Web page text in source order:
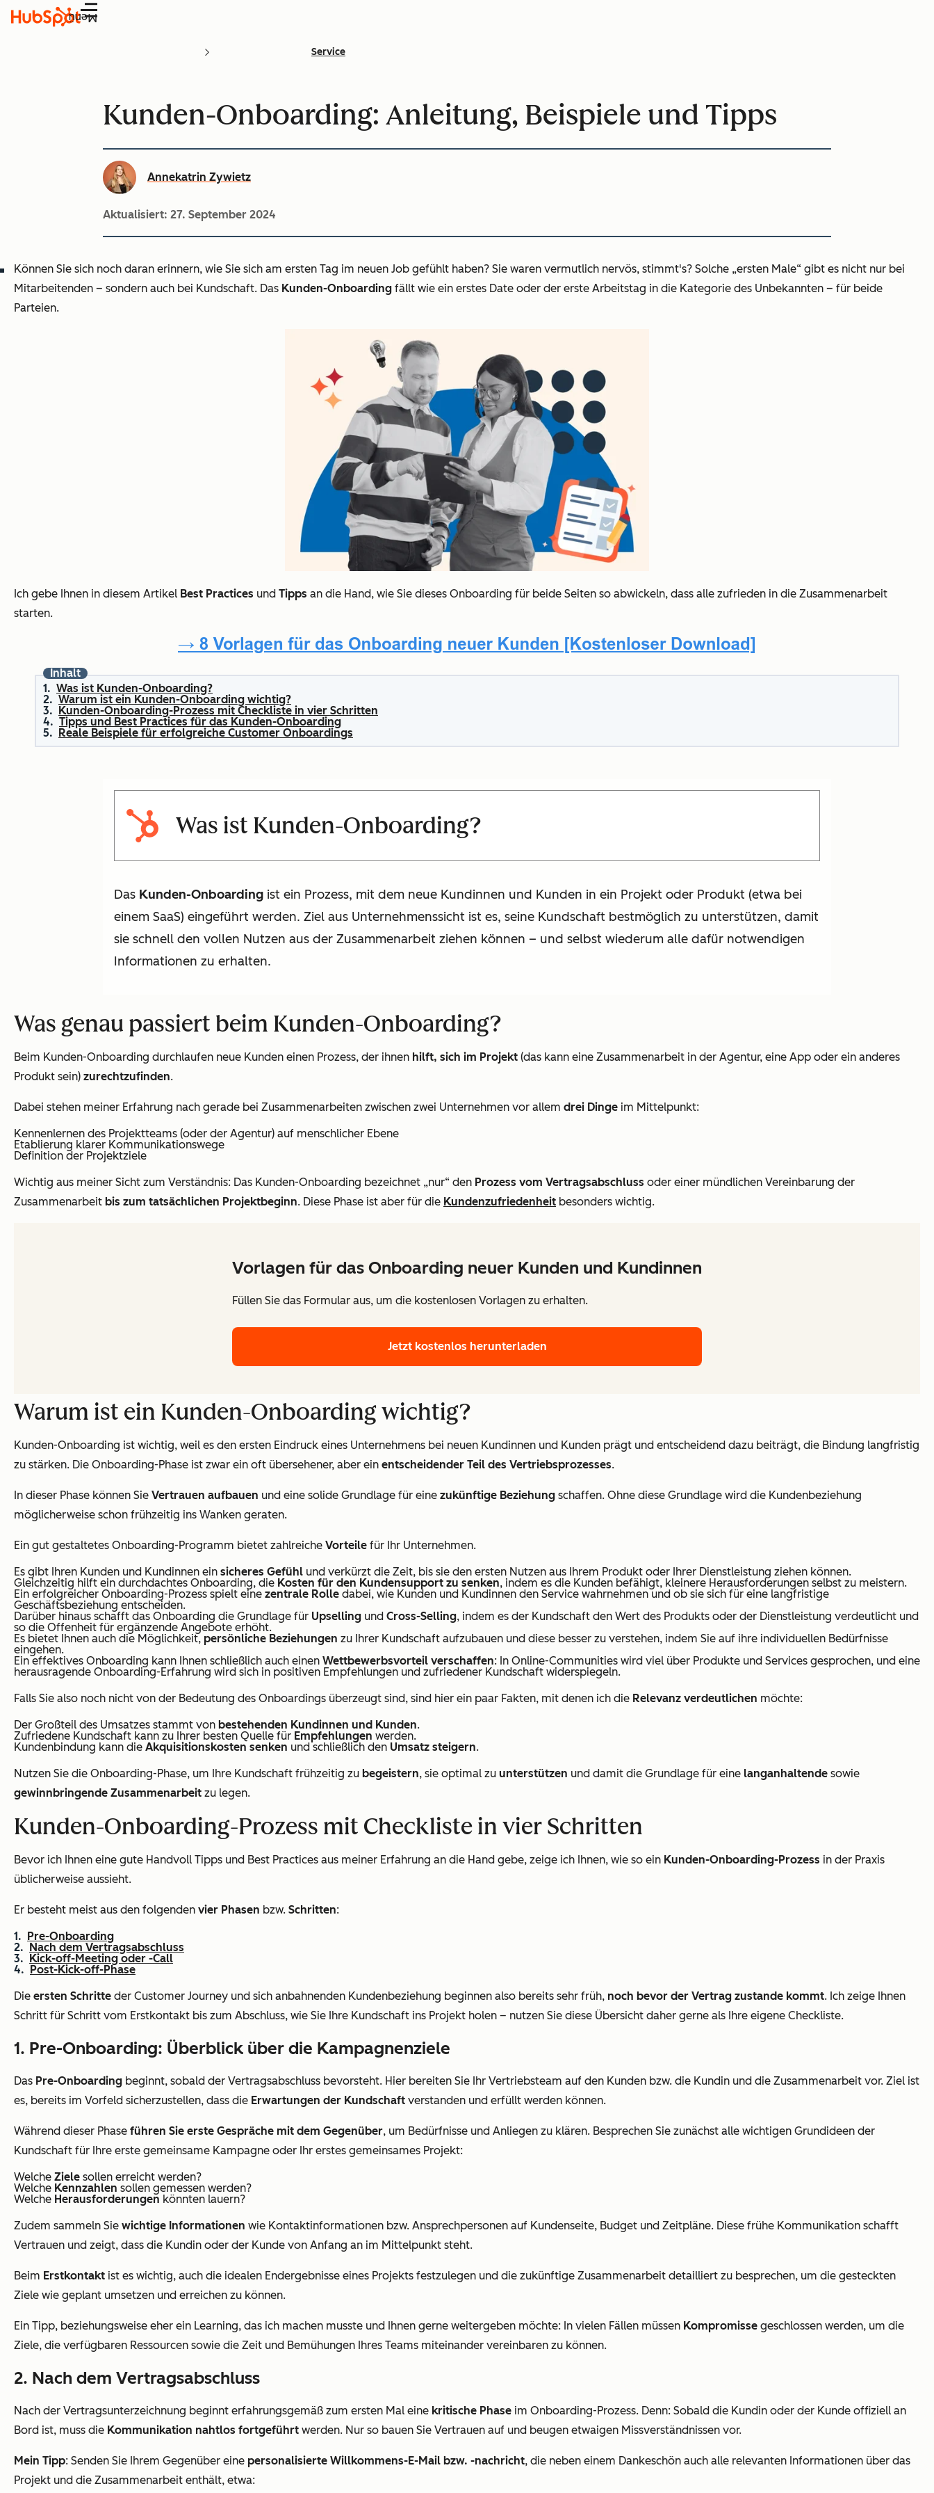
Menü
Service
Kunden-Onboarding: Anleitung, Beispiele und Tipps
Annekatrin Zywietz
Aktualisiert: 27. September 2024
Können Sie sich noch daran erinnern, wie Sie sich am ersten Tag im neuen Job gefühlt haben? Sie waren vermutlich nervös, stimmt's? Solche „ersten Male“ gibt es nicht nur bei
Mitarbeitenden – sondern auch bei Kundschaft. Das Kunden-Onboarding fällt wie ein erstes Date oder der erste Arbeitstag in die Kategorie des Unbekannten – für beide
Parteien.
Ich gebe Ihnen in diesem Artikel Best Practices und Tipps an die Hand, wie Sie dieses Onboarding für beide Seiten so abwickeln, dass alle zufrieden in die Zusammenarbeit
starten.
Inhalt
Was ist Kunden-Onboarding?
Warum ist ein Kunden-Onboarding wichtig?
Kunden-Onboarding-Prozess mit Checkliste in vier Schritten
Tipps und Best Practices für das Kunden-Onboarding
Reale Beispiele für erfolgreiche Customer Onboardings
Was ist Kunden-Onboarding?
Das Kunden-Onboarding ist ein Prozess, mit dem neue Kundinnen und Kunden in ein Projekt oder Produkt (etwa bei
einem SaaS) eingeführt werden. Ziel aus Unternehmenssicht ist es, seine Kundschaft bestmöglich zu unterstützen, damit
sie schnell den vollen Nutzen aus der Zusammenarbeit ziehen können – und selbst wiederum alle dafür notwendigen
Informationen zu erhalten.
Was genau passiert beim Kunden-Onboarding?
Beim Kunden-Onboarding durchlaufen neue Kunden einen Prozess, der ihnen hilft, sich im Projekt (das kann eine Zusammenarbeit in der Agentur, eine App oder ein anderes
Produkt sein) zurechtzufinden.
Dabei stehen meiner Erfahrung nach gerade bei Zusammenarbeiten zwischen zwei Unternehmen vor allem drei Dinge im Mittelpunkt:
Kennenlernen des Projektteams (oder der Agentur) auf menschlicher Ebene
Etablierung klarer Kommunikationswege
Definition der Projektziele
Wichtig aus meiner Sicht zum Verständnis: Das Kunden-Onboarding bezeichnet „nur“ den Prozess vom Vertragsabschluss oder einer mündlichen Vereinbarung der
Zusammenarbeit bis zum tatsächlichen Projektbeginn. Diese Phase ist aber für die Kundenzufriedenheit besonders wichtig.
Vorlagen für das Onboarding neuer Kunden und Kundinnen
Füllen Sie das Formular aus, um die kostenlosen Vorlagen zu erhalten.
Jetzt kostenlos herunterladen
Warum ist ein Kunden-Onboarding wichtig?
Kunden-Onboarding ist wichtig, weil es den ersten Eindruck eines Unternehmens bei neuen Kundinnen und Kunden prägt und entscheidend dazu beiträgt, die Bindung langfristig
zu stärken. Die Onboarding-Phase ist zwar ein oft übersehener, aber ein entscheidender Teil des Vertriebsprozesses.
In dieser Phase können Sie Vertrauen aufbauen und eine solide Grundlage für eine zukünftige Beziehung schaffen. Ohne diese Grundlage wird die Kundenbeziehung
möglicherweise schon frühzeitig ins Wanken geraten.
Ein gut gestaltetes Onboarding-Programm bietet zahlreiche Vorteile für Ihr Unternehmen.
Es gibt Ihren Kunden und Kundinnen ein sicheres Gefühl und verkürzt die Zeit, bis sie den ersten Nutzen aus Ihrem Produkt oder Ihrer Dienstleistung ziehen können.
Gleichzeitig hilft ein durchdachtes Onboarding, die Kosten für den Kundensupport zu senken, indem es die Kunden befähigt, kleinere Herausforderungen selbst zu meistern.
Ein erfolgreicher Onboarding-Prozess spielt eine zentrale Rolle dabei, wie Kunden und Kundinnen den Service wahrnehmen und ob sie sich für eine langfristige
Geschäftsbeziehung entscheiden.
Darüber hinaus schafft das Onboarding die Grundlage für Upselling und Cross-Selling, indem es der Kundschaft den Wert des Produkts oder der Dienstleistung verdeutlicht und
so die Offenheit für ergänzende Angebote erhöht.
Es bietet Ihnen auch die Möglichkeit, persönliche Beziehungen zu Ihrer Kundschaft aufzubauen und diese besser zu verstehen, indem Sie auf ihre individuellen Bedürfnisse
eingehen.
Ein effektives Onboarding kann Ihnen schließlich auch einen Wettbewerbsvorteil verschaffen: In Online-Communities wird viel über Produkte und Services gesprochen, und eine
herausragende Onboarding-Erfahrung wird sich in positiven Empfehlungen und zufriedener Kundschaft widerspiegeln.
Falls Sie also noch nicht von der Bedeutung des Onboardings überzeugt sind, sind hier ein paar Fakten, mit denen ich die Relevanz verdeutlichen möchte:
Der Großteil des Umsatzes stammt von bestehenden Kundinnen und Kunden.
Zufriedene Kundschaft kann zu Ihrer besten Quelle für Empfehlungen werden.
Kundenbindung kann die Akquisitionskosten senken und schließlich den Umsatz steigern.
Nutzen Sie die Onboarding-Phase, um Ihre Kundschaft frühzeitig zu begeistern, sie optimal zu unterstützen und damit die Grundlage für eine langanhaltende sowie
gewinnbringende Zusammenarbeit zu legen.
Kunden-Onboarding-Prozess mit Checkliste in vier Schritten
Bevor ich Ihnen eine gute Handvoll Tipps und Best Practices aus meiner Erfahrung an die Hand gebe, zeige ich Ihnen, wie so ein Kunden-Onboarding-Prozess in der Praxis
üblicherweise aussieht.
Er besteht meist aus den folgenden vier Phasen bzw. Schritten:
Pre-Onboarding
Nach dem Vertragsabschluss
Kick-off-Meeting oder -Call
Post-Kick-off-Phase
Die ersten Schritte der Customer Journey und sich anbahnenden Kundenbeziehung beginnen also bereits sehr früh, noch bevor der Vertrag zustande kommt. Ich zeige Ihnen
Schritt für Schritt vom Erstkontakt bis zum Abschluss, wie Sie Ihre Kundschaft ins Projekt holen – nutzen Sie diese Übersicht daher gerne als Ihre eigene Checkliste.
1. Pre-Onboarding: Überblick über die Kampagnenziele
Das Pre-Onboarding beginnt, sobald der Vertragsabschluss bevorsteht. Hier bereiten Sie Ihr Vertriebsteam auf den Kunden bzw. die Kundin und die Zusammenarbeit vor. Ziel ist
es, bereits im Vorfeld sicherzustellen, dass die Erwartungen der Kundschaft verstanden und erfüllt werden können.
Während dieser Phase führen Sie erste Gespräche mit dem Gegenüber, um Bedürfnisse und Anliegen zu klären. Besprechen Sie zunächst alle wichtigen Grundideen der
Kundschaft für Ihre erste gemeinsame Kampagne oder Ihr erstes gemeinsames Projekt:
Welche Ziele sollen erreicht werden?
Welche Kennzahlen sollen gemessen werden?
Welche Herausforderungen könnten lauern?
Zudem sammeln Sie wichtige Informationen wie Kontaktinformationen bzw. Ansprechpersonen auf Kundenseite, Budget und Zeitpläne. Diese frühe Kommunikation schafft
Vertrauen und zeigt, dass die Kundin oder der Kunde von Anfang an im Mittelpunkt steht.
Beim Erstkontakt ist es wichtig, auch die idealen Endergebnisse eines Projekts festzulegen und die zukünftige Zusammenarbeit detailliert zu besprechen, um die gesteckten
Ziele wie geplant umsetzen und erreichen zu können.
Ein Tipp, beziehungsweise eher ein Learning, das ich machen musste und Ihnen gerne weitergeben möchte: In vielen Fällen müssen Kompromisse geschlossen werden, um die
Ziele, die verfügbaren Ressourcen sowie die Zeit und Bemühungen Ihres Teams miteinander vereinbaren zu können.
2. Nach dem Vertragsabschluss
Nach der Vertragsunterzeichnung beginnt erfahrungsgemäß zum ersten Mal eine kritische Phase im Onboarding-Prozess. Denn: Sobald die Kundin oder der Kunde offiziell an
Bord ist, muss die Kommunikation nahtlos fortgeführt werden. Nur so bauen Sie Vertrauen auf und beugen etwaigen Missverständnissen vor.
Mein Tipp: Senden Sie Ihrem Gegenüber eine personalisierte Willkommens-E-Mail bzw. -nachricht, die neben einem Dankeschön auch alle relevanten Informationen über das
Projekt und die Zusammenarbeit enthält, etwa: